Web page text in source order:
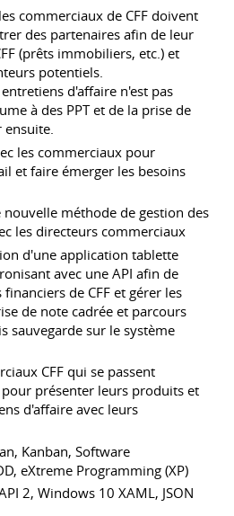
commerciaux de CFF doivent
des partenaires afin de leur
(prêts immobiliers, etc.) et
potentiels.
d'affaire n'est pas
à des PPT et de la prise de
ensuite.
les commerciaux pour
et faire émerger les besoins
méthode de gestion des
les directeurs commerciaux
d'une application tablette
avec une API afin de
de CFF et gérer les
de note cadrée et parcours
sauvegarde sur le système
CFF qui se passent
présenter leurs produits et
d'affaire avec leurs
Kanban, Software
eXtreme Programming (XP)
2, Windows 10 XAML, JSON